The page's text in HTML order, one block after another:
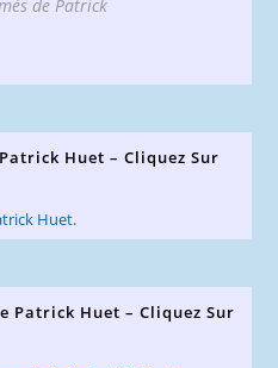
de Patrick
Huet – Cliquez Sur
Patrick Huet – Cliquez Sur